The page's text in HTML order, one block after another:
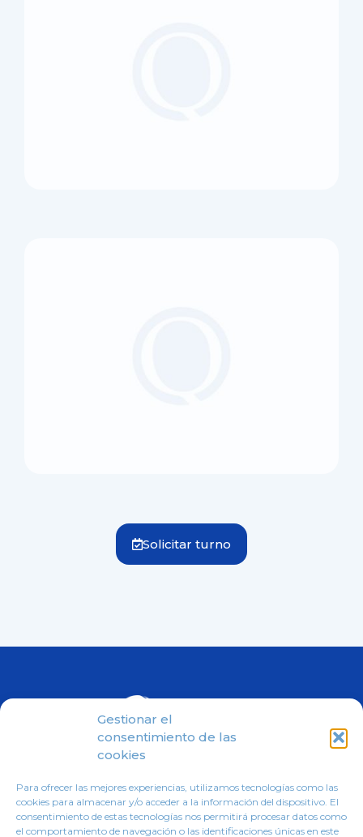
Gestionar el
consentimiento de las
cookies
Para ofrecer las mejores experiencias, utilizamos tecnologías como las
cookies para almacenar y/o acceder a la información del dispositivo. El
consentimiento de estas tecnologías nos permitirá procesar datos como
el comportamiento de navegación o las identificaciones únicas en este
Solicitar turno
La quiropráctica Contacto